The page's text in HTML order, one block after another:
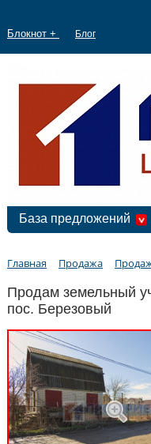
Блокнот + Блог
База предложений
Главная Продажа
Продам земельный
пос. Березовый